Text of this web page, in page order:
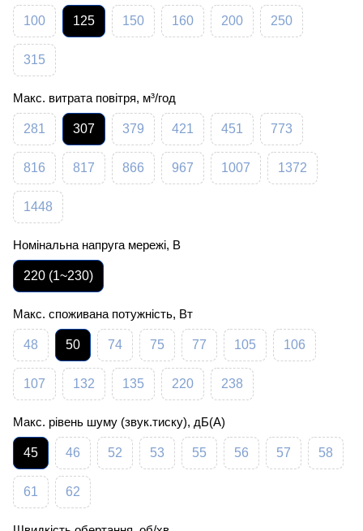
100 125 150 160 200 250
315
Макс. витрата повітря, м³/год
281 307 379 421 451 773
816 817 866 967 1007 1372
1448
Номінальна напруга мережі, В
220 (1~230)
Макс. споживана потужність, Вт
48 50 74 75 77 105 106
107 132 135 220 238
Макс. рівень шуму (звук.тиску), дБ(А)
45 46 52 53 55 56 57 58
61 62